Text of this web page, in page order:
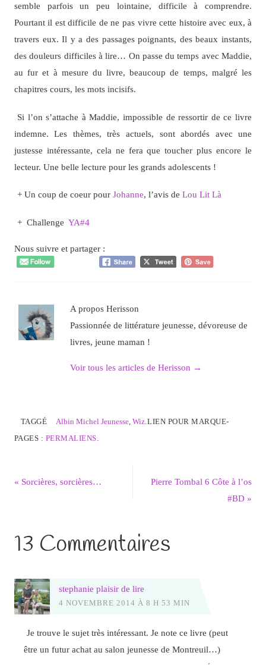
semble parfois un peu lointaine, difficile à comprendre.
Pourtant il est difficile de ne pas vivre cette histoire avec eux, à
travers eux. Il y a des passages poignants, des beaux instants,
des douleurs difficiles à lire… On passe du temps avec Maddie,
au fur et à mesure du livre, beaucoup de temps, malgré les
chapitres cours, les mots incisifs.
Si l’on s’attache à Maddie, impossible de ressortir de ce livre
indemne. Les thèmes, très actuels, sont abordés avec une
justesse intéressante, cela ne fera que toucher plus encore le
lecteur. Une belle lecture pour les grands adolescents !
+ Un coup de coeur pour Johanne, l’avis de Lou Lit Là
+ Challenge YA#4
Nous suivre et partager :
A propos Herisson
Passionnée de littérature jeunesse, dévoreuse de
livres, jeune maman !
Voir tous les articles de Herisson →
TAGGÉ Albin Michel Jeunesse ,Wiz LIEN POUR MARQUE-
PAGES : PERMALIENS
« Sorcières, sorcières…
Pierre Tombal 6 Côte à l’os
#BD»
13 Commentaires
stephanie plaisir de lire
4 NOVEMBRE 2014 À 8 H 53 MIN
Je trouve le sujet très intéressant. Je note ce livre (peut
être un futur achat au salon jeunesse de Montreuil…)